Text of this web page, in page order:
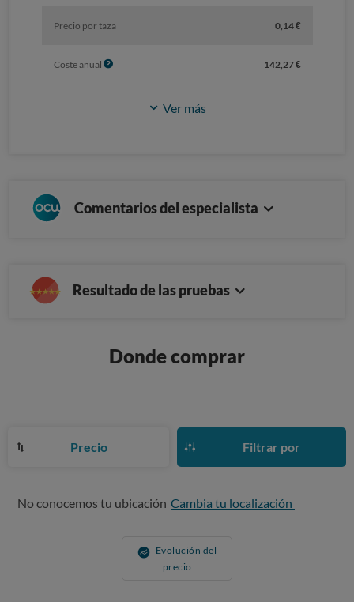
Precio por taza 0,14 €
Coste anual I
142,27 €
Ver más
Comentarios del especialista
Resultado de las pruebas
Donde comprar
Precio Filtrar por
No conocemos tu ubicación Cambia tu localización
Evolución del
precio